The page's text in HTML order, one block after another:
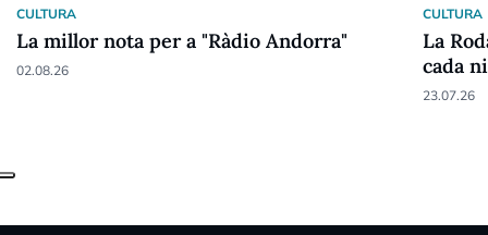
CULTURA
La millor nota per a "Ràdio Andorra"
02.08.26
CULTURA
La
cada
23.07.26